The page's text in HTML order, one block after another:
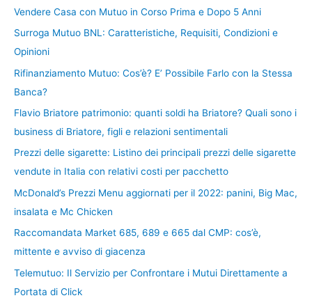
Vendere Casa con Mutuo in Corso Prima e Dopo 5 Anni
Surroga Mutuo BNL: Caratteristiche, Requisiti, Condizioni e
Opinioni
Rifinanziamento Mutuo: Cos’è? E’ Possibile Farlo con la Stessa
Banca?
Flavio Briatore patrimonio: quanti soldi ha Briatore? Quali sono i
business di Briatore, figli e relazioni sentimentali
Prezzi delle sigarette: Listino dei principali prezzi delle sigarette
vendute in Italia con relativi costi per pacchetto
McDonald’s Prezzi Menu aggiornati per il 2022: panini, Big Mac,
insalata e Mc Chicken
Raccomandata Market 685, 689 e 665 dal CMP: cos’è,
mittente e avviso di giacenza
Telemutuo: Il Servizio per Confrontare i Mutui Direttamente a
Portata di Click